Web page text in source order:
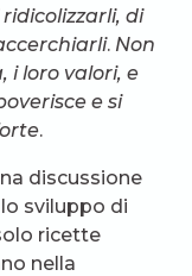
di
. Non
i loro valori, e
e si
.
discussione
sviluppo di
ricette
nella